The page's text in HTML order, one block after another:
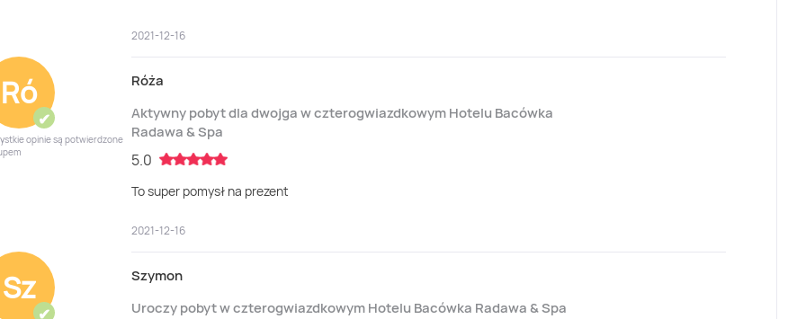
2021-12-16
Ró
✔
opinie są potwierdzone
Róża
Aktywny pobyt dla dwojga w czterogwiazdkowym Hotelu Bacówka
Radawa & Spa
5.0
To super pomysł na prezent
2021-12-16
Sz
✔
Szymon
Uroczy pobyt w czterogwiazdkowym Hotelu Bacówka Radawa & Spa